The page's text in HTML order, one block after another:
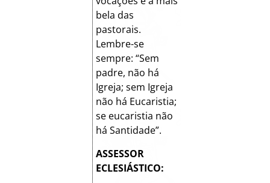
bela das
pastorais.
Lembre-se
sempre: “Sem
padre, não há
Igreja; sem Igreja
não há Eucaristia;
se eucaristia não
há Santidade”.
ASSESSOR
ECLESIÁSTICO: